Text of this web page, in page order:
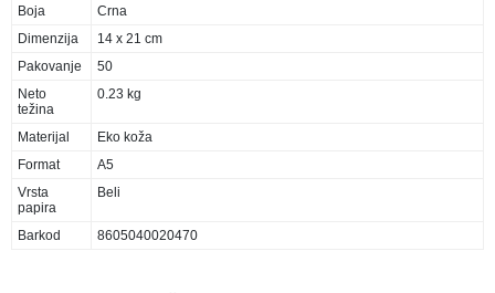
Boja
Crna
Dimenzija
14 x 21 cm
Pakovanje
50
Neto
težina
0.23 kg
Materijal
Eko koža
Format
A5
Vrsta
papira
Beli
Barkod 8605040020470